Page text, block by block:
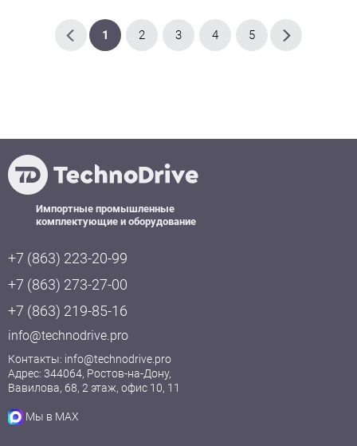
1 2 3 4 5
Импортные промышленные
комплектующие и оборудование
+7 (863) 223-20-99
+7 (863) 273-27-00
+7 (863) 219-85-16
info@technodrive.pro
Контакты: info@technodrive.pro
Адрес: 344064, Ростов-на-Дону,
Вавилова, 68, 2 этаж, офис 10, 11
Мы в MAX